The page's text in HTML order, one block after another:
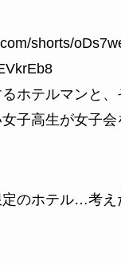
shorts/
ホテルマンと、
子高生が女子会
のホテル…考え